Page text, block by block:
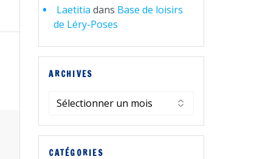
Laetitia dans Base de loisirs
de Léry-Poses
ARCHIVES
Archives
CATÉGORIES